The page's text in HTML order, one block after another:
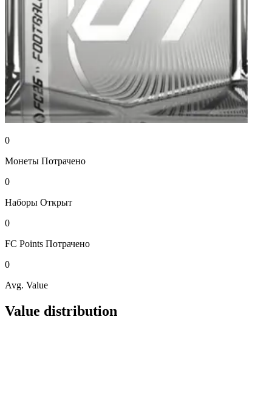
0
Монеты Потрачено
0
Наборы Открыт
0
FC Points Потрачено
0
Avg. Value
Value distribution